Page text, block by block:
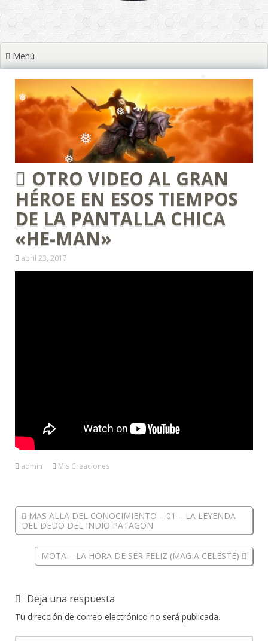
❅
❅ ❅
❅
❅
❅
❅
❅
❅
Menú
OTRO VIDEO AL GRAN
HÉROE EN ESOS TIEMPOS
DE LA PANTALLA CHICA
«HE-MAN»
abril 23, 2017
admin Mis Creaciones
MAS ALLA DEL CONOCIMIENTO – 01 – LA LEYENDA
DEL DEDO DEL INDIO PATAGON
MOTA – LA HORA DE SER FELIZ (MAGIA CELESTE)
Deja una respuesta
Tu dirección de correo electrónico no será publicada.